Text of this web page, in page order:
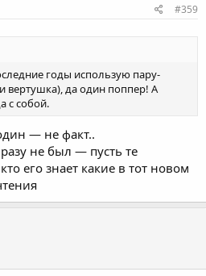
#359
годы использую пару-
вертушка), да один поппер! А
с собой.
— не факт..
не был — пусть те
его знает какие в тот новом